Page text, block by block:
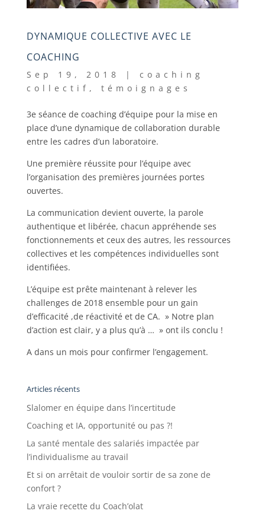
DYNAMIQUE COLLECTIVE AVEC LE
COACHING
Sep 19, 2018 | coaching
collectif , témoignages
3e séance de coaching d’équipe pour la mise en
place d’une dynamique de collaboration durable
entre les cadres d’un laboratoire.
Une première réussite pour l’équipe avec
l’organisation des premières journées portes
ouvertes.
La communication devient ouverte, la parole
authentique et libérée, chacun appréhende ses
fonctionnements et ceux des autres, les ressources
collectives et les compétences individuelles sont
identifiées.
L’équipe est prête maintenant à relever les
challenges de 2018 ensemble pour un gain
d’efficacité ,de réactivité et de CA. » Notre plan
d’action est clair, y a plus qu’à … » ont ils conclu !
A dans un mois pour confirmer l’engagement.
Articles récents
Slalomer en équipe dans l’incertitude
Coaching et IA, opportunité ou pas ?!
La santé mentale des salariés impactée par
l’individualisme au travail
Et si on arrêtait de vouloir sortir de sa zone de
confort ?
La vraie recette du Coach’olat